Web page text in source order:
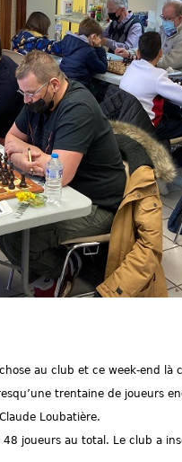
au club et ce week-end là
trentaine de joueurs
Loubatière.
joueurs au total. Le club a